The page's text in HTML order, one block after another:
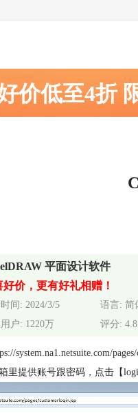
价低至4折
平面设计软件
好价，更有好礼相赠！
间: 2024/3/5 语言: 简
户: 1220万
评分: 4.8
system.na1.netsuite.com/
里提供账号跟密码，点击【